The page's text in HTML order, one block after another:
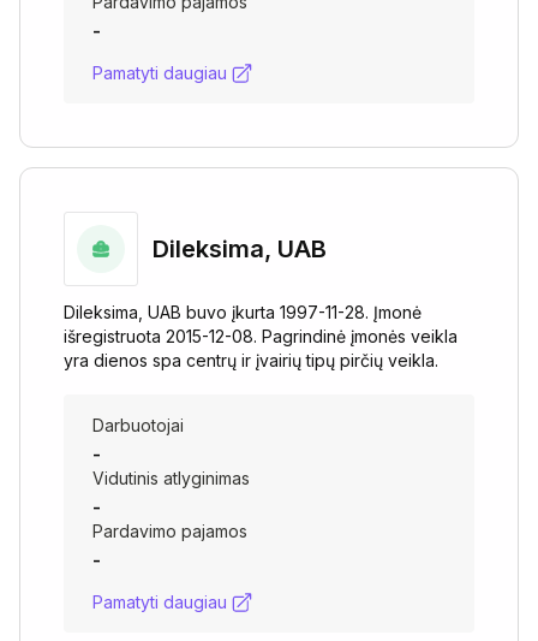
-
Pamatyti daugiau
Dileksima, UAB
Dileksima, UAB buvo įkurta 1997-11-28. Įmonė
išregistruota 2015-12-08. Pagrindinė įmonės veikla
yra dienos spa centrų ir įvairių tipų pirčių veikla.
Darbuotojai
-
Vidutinis atlyginimas
-
Pardavimo pajamos
-
Pamatyti daugiau